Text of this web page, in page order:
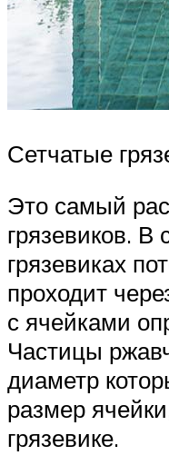
Сетчатые
Это самый
грязевиков. В
грязевиках
проходит
с ячейками
Частицы
диаметр
размер
грязевике.